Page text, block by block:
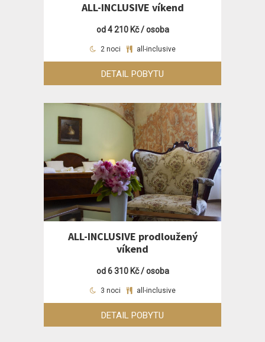
ALL-INCLUSIVE víkend
od 4 210 Kč / osoba
2 noci all-inclusive
DETAIL POBYTU
ALL-INCLUSIVE prodloužený
víkend
od 6 310 Kč / osoba
3 noci all-inclusive
DETAIL POBYTU